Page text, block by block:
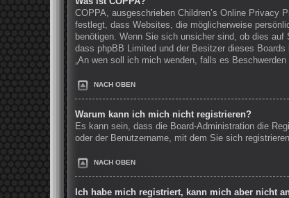
COPPA, ausgeschrieben Children’s Online
festlegt, dass Websites, die möglicherweise
benötigen. Wenn Sie sich unsicher sind, ob dies
dass phpBB Limited und der Besitzer dieses
„An wen soll ich mich wenden, falls es
NACH OBEN
Warum kann ich mich nicht registrieren?
Es kann sein, dass die Board-Administration die
oder der Benutzername, mit dem Sie sich
NACH OBEN
Ich habe mich registriert, kann mich aber nicht